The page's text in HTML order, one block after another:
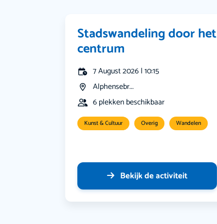
Stadswandeling door het
centrum
7 August 2026 | 10:15
Alphensebr...
6 plekken beschikbaar
Kunst & Cultuur Overig Wandelen
Bekijk de activiteit